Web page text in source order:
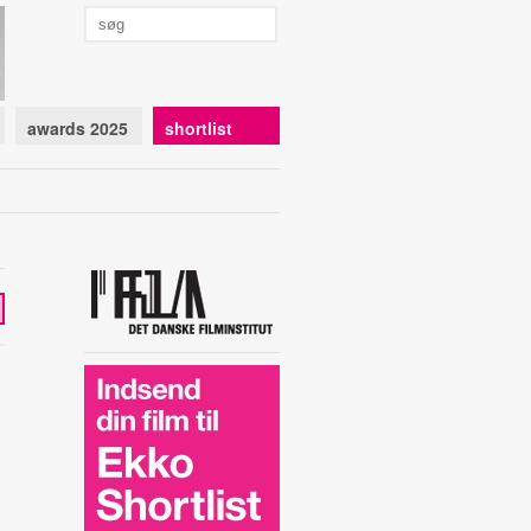
awards 2025 shortlist